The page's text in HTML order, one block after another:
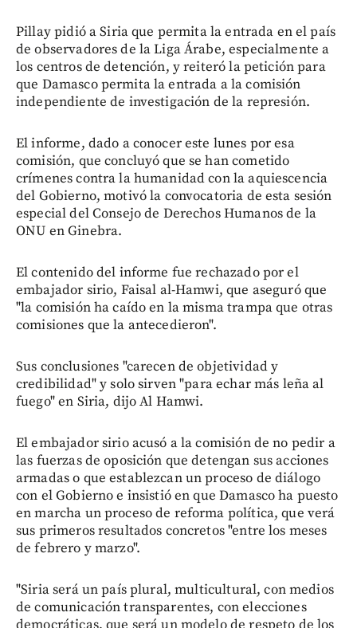
Pillay pidió a Siria que permita la entrada en el país
de observadores de la Liga Árabe, especialmente a
los centros de detención, y reiteró la petición para
que Damasco permita la entrada a la comisión
independiente de investigación de la represión.
El informe, dado a conocer este lunes por esa
comisión, que concluyó que se han cometido
crímenes contra la humanidad con la aquiescencia
del Gobierno, motivó la convocatoria de esta sesión
especial del Consejo de Derechos Humanos de la
ONU en Ginebra.
El contenido del informe fue rechazado por el
embajador sirio, Faisal al-Hamwi, que aseguró que
"la comisión ha caído en la misma trampa que otras
comisiones que la antecedieron".
Sus conclusiones "carecen de objetividad y
credibilidad" y solo sirven "para echar más leña al
fuego" en Siria, dijo Al Hamwi.
El embajador sirio acusó a la comisión de no pedir a
las fuerzas de oposición que detengan sus acciones
armadas o que establezcan un proceso de diálogo
con el Gobierno e insistió en que Damasco ha puesto
en marcha un proceso de reforma política, que verá
sus primeros resultados concretos "entre los meses
de febrero y marzo".
"Siria será un país plural, multicultural, con medios
de comunicación transparentes, con elecciones
democráticas, que será un modelo de respeto de los